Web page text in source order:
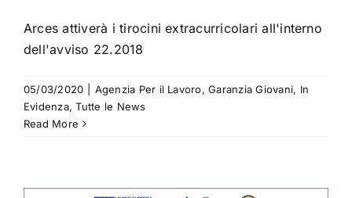
Arces attiverà i tirocini extracurricolari all'interno
dell'avviso 22.2018
05/03/2020 Agenzia Per il Lavoro,Garanzia Giovani, In
Evidenza,Tutte le News
Read More